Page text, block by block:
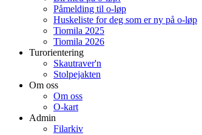
Påmelding til o-løp
Huskeliste for deg som er ny på o-løp
Tiomila 2025
Tiomila 2026
Turorientering
Skautraver'n
Stolpejakten
Om oss
Om oss
O-kart
Admin
Filarkiv